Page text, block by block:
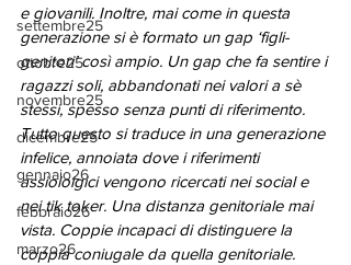
settembre25
ottobre25
novembre25
dicembre25
gennaio26
febbraio26
marzo26
e giovanili. Inoltre, mai come in questa
generazione si è formato un gap ‘figli-
genitori’ così ampio. Un gap che fa sentire i
ragazzi soli, abbandonati nei valori a sè
stessi, spesso senza punti di riferimento.
Tutto questo si traduce in una generazione
infelice, annoiata dove i riferimenti
assioloigici vengono ricercati nei social e
nei tik toker. Una distanza genitoriale mai
vista. Coppie incapaci di distinguere la
coppia coniugale da quella genitoriale.